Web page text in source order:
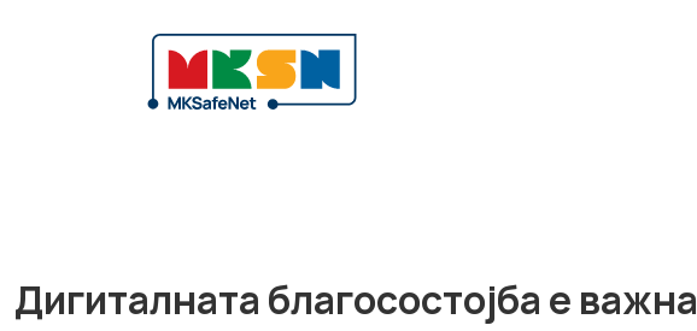
Дигиталната благосостојба е важна